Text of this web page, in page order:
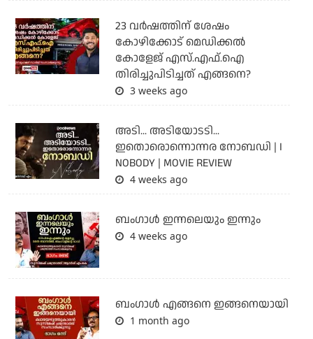
23 വർഷത്തിന് ശേഷം
കോഴിക്കോട് മെഡിക്കൽ
കോളേജ് എസ്.എഫ്.ഐ
തിരിച്ചുപിടിച്ചത് എങ്ങനെ?
3 weeks ago
അടി... അടിയോടടി...
ഇതൊരൊന്നൊന്നര നോബഡി | I
NOBODY | MOVIE REVIEW
4 weeks ago
ബംഗാള്‍ ഇന്നലെയും ഇന്നും
4 weeks ago
ബം​ഗാൾ എങ്ങനെ ഇങ്ങനെയായി
1 month ago